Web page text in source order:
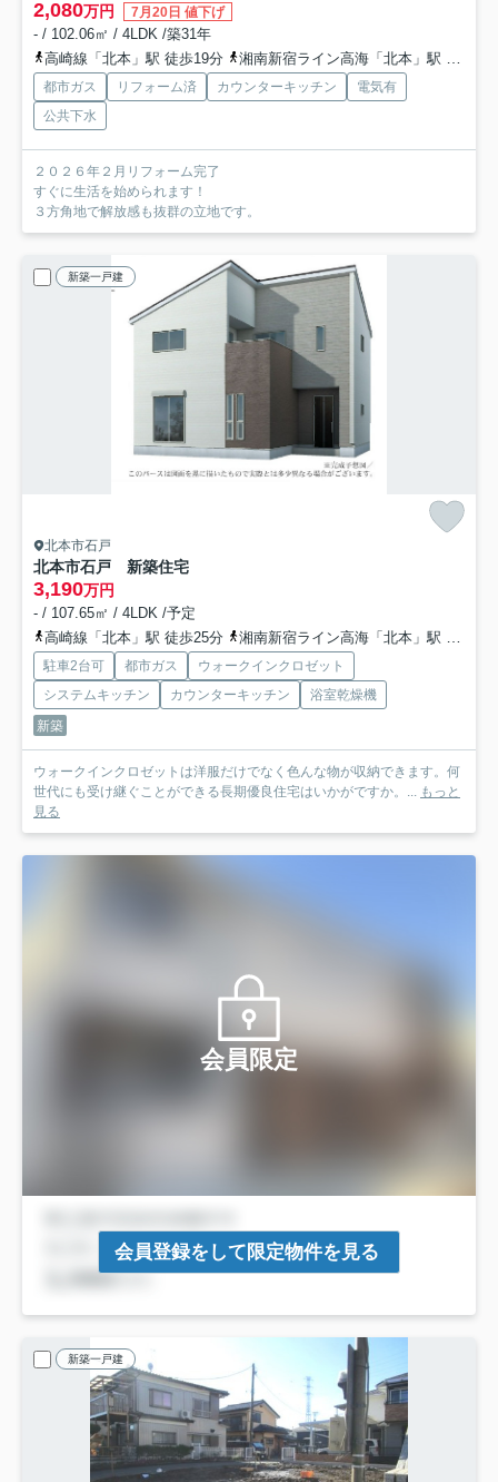
2,080万円 7月20日 値下げ
- / 102.06㎡ / 4LDK /築31年
高崎線「北本」駅 徒歩19分
湘南新宿ライン高海「北本」駅 徒歩19分
都市ガス リフォーム済 カウンターキッチン
電気有
公共下水
２０２６年２月リフォーム完了
すぐに生活を始められます！
３方角地で解放感も抜群の立地です。
新築一戸建
北本市石戸
北本市石戸 新築住宅
3,190万円
- / 107.65㎡ / 4LDK /予定
高崎線「北本」駅 徒歩25分
湘南新宿ライン高海「北本」駅 徒歩25分
駐車2台可 都市ガス
ウォークインクロゼット
システムキッチン
カウンターキッチン
浴室乾燥機
新築
ウォークインクロゼットは洋服だけでなく色んな物が収納できます。何
世代にも受け継ぐことができる長期優良住宅はいかがですか。... もっと
見る
会員限定
会員登録をして限定物件を見る
新築一戸建